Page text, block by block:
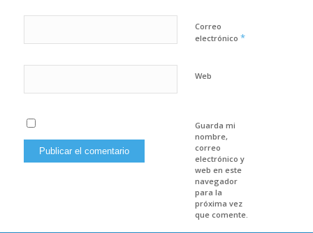
Correo
electrónico *
Web
Guarda mi
nombre,
correo
electrónico y
web en este
navegador
para la
próxima vez
que comente.